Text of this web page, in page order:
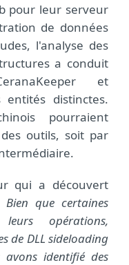
pour leur serveur
de données
l'analyse des
a conduit
et
entités distinctes.
pourraient
outils, soit par
qui a découvert
Bien que certaines
opérations,
de DLL sideloading
identifié des